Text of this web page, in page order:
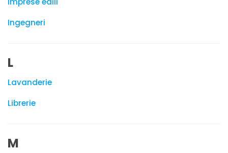
Ingegneri
L
Lavanderie
Librerie
M